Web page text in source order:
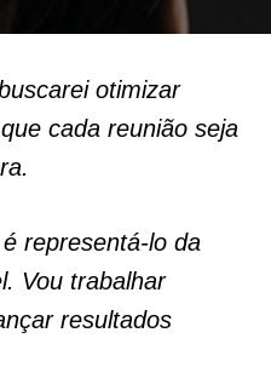
otimizar
cada reunião seja
representá-lo da
Vou trabalhar
resultados